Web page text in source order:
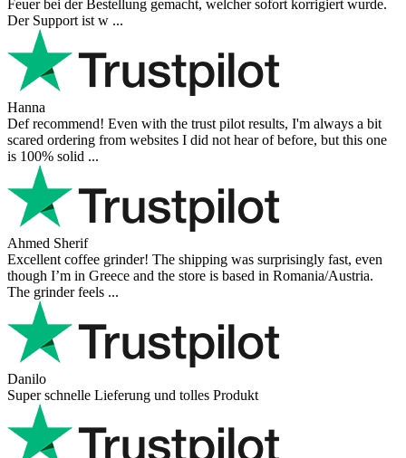
perfect all product,company,delivery, thanks recomended
Nerijus
Excellent store! Friendly and professional communication, fast
shipping, and the item arrived well packaged. The whole purchasing
experience was smoot ...
Richard Möckel
Super Support! Bestellvorgang hat super funktioniert. Ich einen
Feuer bei der Bestellung gemacht, welcher sofort korrigiert wurde.
Der Support ist w ...
Hanna
Def recommend! Even with the trust pilot results, I'm always a bit
scared ordering from websites I did not hear of before, but this one
is 100% solid ...